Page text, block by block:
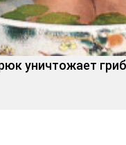
уничтожает